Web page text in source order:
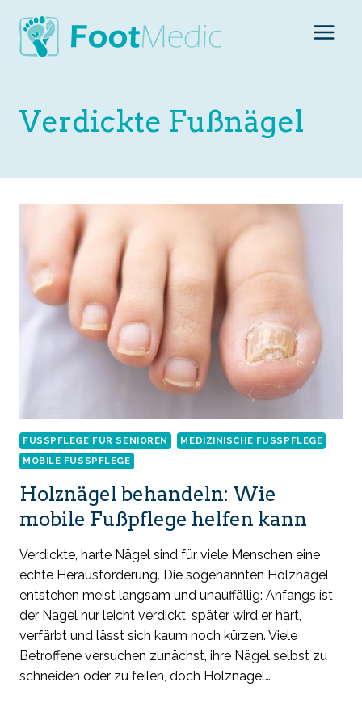
Inhalt
springen
Verdickte Fußnägel
FUSSPFLEGE FÜR SENIOREN
MEDIZINISCHE FUSSPFLEGE
MOBILE FUSSPFLEGE
Holznägel behandeln: Wie
mobile Fußpflege helfen kann
Verdickte, harte Nägel sind für viele Menschen eine
echte Herausforderung. Die sogenannten Holznägel
entstehen meist langsam und unauffällig: Anfangs ist
der Nagel nur leicht verdickt, später wird er hart,
verfärbt und lässt sich kaum noch kürzen. Viele
Betroffene versuchen zunächst, ihre Nägel selbst zu
schneiden oder zu feilen, doch Holznägel…